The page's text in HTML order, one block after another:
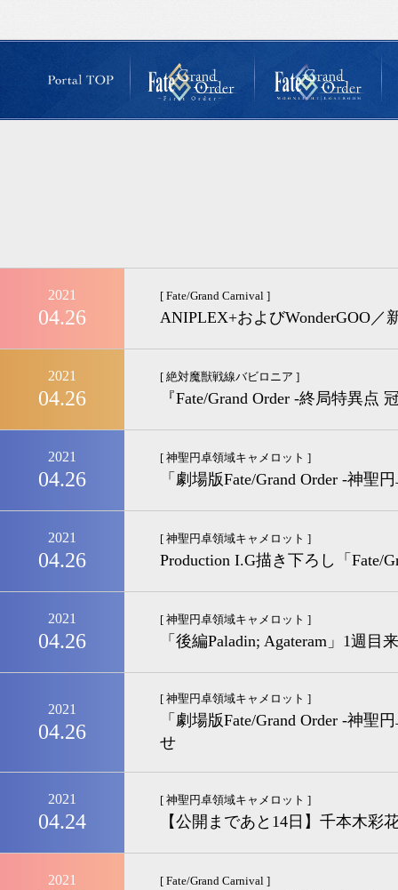
2021
04.26
[ Fate/Grand Carnival ]
ANIPLEX+およびWonderGOO
2021
04.26
[ 絶対魔獣戦線バビロニア ]
『Fate/Grand Order -終局特異
2021
04.26
[ 神聖円卓領域キャメロット ]
「劇場版Fate/Grand Order -神
2021
04.26
[ 神聖円卓領域キャメロット ]
Production I.G描き下ろし「Fate/
2021
04.26
[ 神聖円卓領域キャメロット ]
「後編Paladin; Agateram」1週目
2021
04.26
[ 神聖円卓領域キャメロット ]
「劇場版Fate/Grand Order -神
せ
2021
04.24
[ 神聖円卓領域キャメロット ]
【公開まであと14日】千本木
2021 [ Fate/Grand Carnival ]